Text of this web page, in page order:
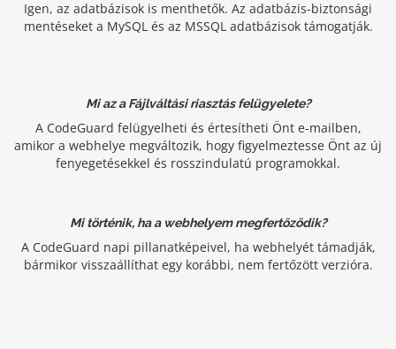
Igen, az adatbázisok is menthetők. Az adatbázis-biztonsági
mentéseket a MySQL és az MSSQL adatbázisok támogatják.
Mi az a Fájlváltási riasztás felügyelete?
A CodeGuard felügyelheti és értesítheti Önt e-mailben,
amikor a webhelye megváltozik, hogy figyelmeztesse Önt az új
fenyegetésekkel és rosszindulatú programokkal.
Mi történik, ha a webhelyem megfertőződik?
A CodeGuard napi pillanatképeivel, ha webhelyét támadják,
bármikor visszaállíthat egy korábbi, nem fertőzött verzióra.